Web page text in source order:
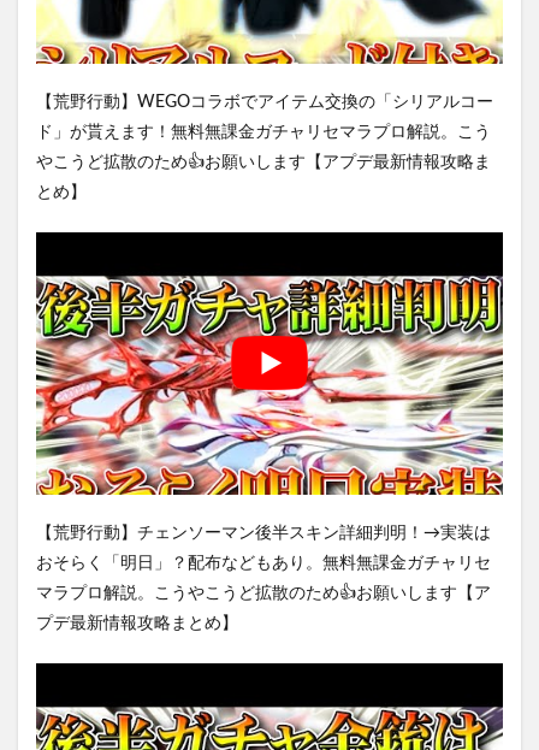
【荒野行動】WEGOコラボでアイテム交換の「シリアルコー
ド」が貰えます！無料無課金ガチャリセマラプロ解説。こう
やこうど拡散のため👍お願いします【アプデ最新情報攻略ま
とめ】
【荒野行動】チェンソーマン後半スキン詳細判明！→実装は
おそらく「明日」？配布などもあり。無料無課金ガチャリセ
マラプロ解説。こうやこうど拡散のため👍お願いします【ア
プデ最新情報攻略まとめ】